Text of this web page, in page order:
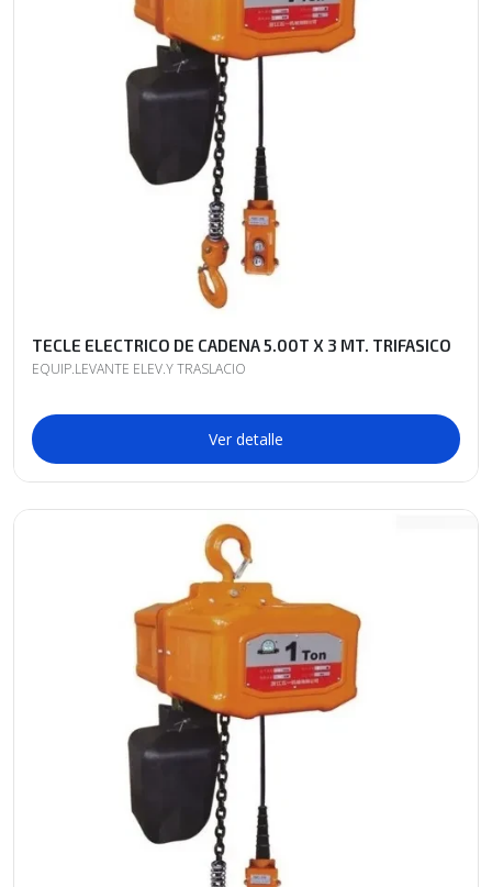
TECLE ELECTRICO DE CADENA 5.00T X 3 MT. TRIFASICO
EQUIP.LEVANTE ELEV.Y TRASLACIO
Ver detalle